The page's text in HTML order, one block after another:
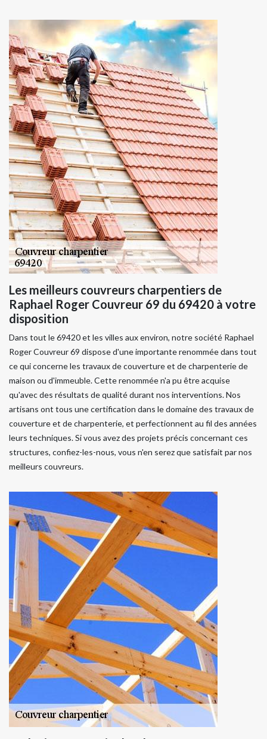
Les meilleurs couvreurs charpentiers de
Raphael Roger Couvreur 69 du 69420 à votre
disposition
Dans tout le 69420 et les villes aux environ, notre société Raphael
Roger Couvreur 69 dispose d'une importante renommée dans tout
ce qui concerne les travaux de couverture et de charpenterie de
maison ou d'immeuble. Cette renommée n'a pu être acquise
qu'avec des résultats de qualité durant nos interventions. Nos
artisans ont tous une certification dans le domaine des travaux de
couverture et de charpenterie, et perfectionnent au fil des années
leurs techniques. Si vous avez des projets précis concernant ces
structures, confiez-les-nous, vous n'en serez que satisfait par nos
meilleurs couvreurs.